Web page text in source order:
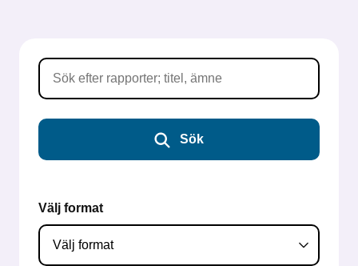
Sök
Välj format